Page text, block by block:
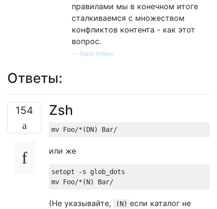
правилами мы в конечном итоге
сталкиваемся с множеством
конфликтов контента - как этот
вопрос.
— Кори Кляйн
Ответы:
154 Zsh
mv Foo/*(DN) Bar/
или же
setopt -s glob_dots
mv Foo/*(N) Bar/
(Не указывайте, (N) если каталог не